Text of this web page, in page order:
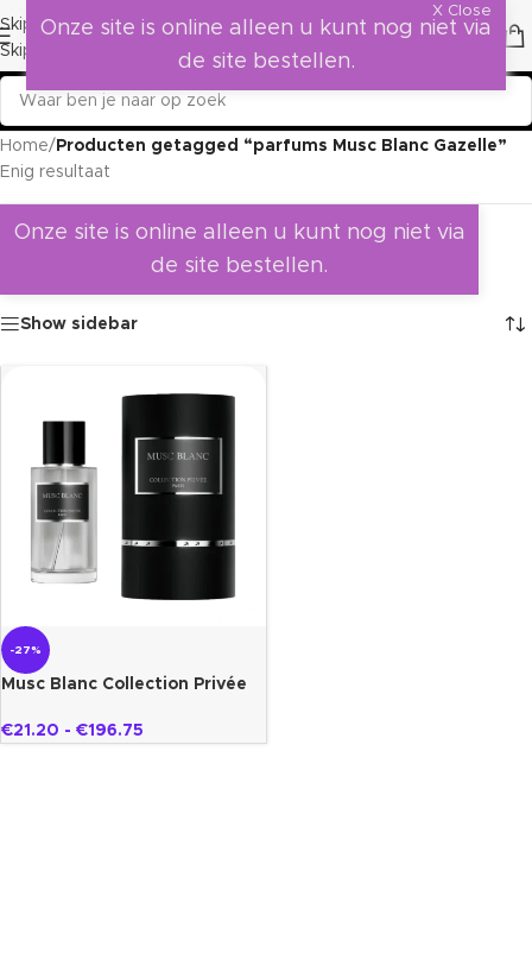
Skip to navigation
Skip to main content
Home/ Producten getagged “parfums Musc Blanc Gazelle”
Enig resultaat
Onze site is online alleen u kunt nog niet via
de site bestellen.
Show sidebar
-27%
Musc Blanc Collection Privée
€21.20 - €196.75
X Close
Onze site is online alleen u kunt nog niet via
de site bestellen.